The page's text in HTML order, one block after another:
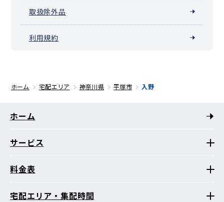
取扱除外品
利用規約
ホーム 宅配エリア 神奈川県 平塚市 入野
ホーム
サービス
料金表
宅配エリア・集配時間